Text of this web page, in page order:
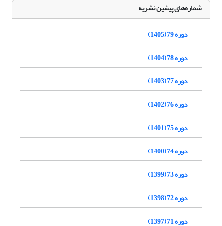
شماره‌های پیشین نشریه
دوره 79 (1405)
دوره 78 (1404)
دوره 77 (1403)
دوره 76 (1402)
دوره 75 (1401)
دوره 74 (1400)
دوره 73 (1399)
دوره 72 (1398)
دوره 71 (1397)